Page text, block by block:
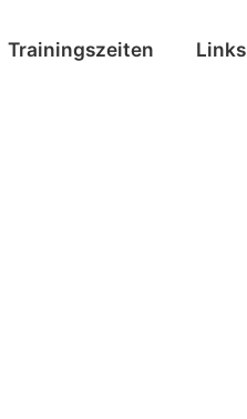
Trainingszeiten Links